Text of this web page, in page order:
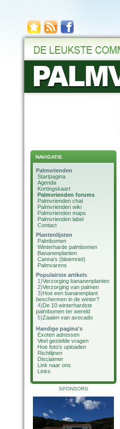
NAVIGATIE
Palmvrienden
Startpagina
Agenda
Kortingskaart
Palmvrienden forums
Palmvrienden chat
Palmvrienden wiki
Palmvrienden maps
Palmvrienden label
Contact
Plantenlijsten
Palmbomen
Winterharde palmbomen
Bananenplanten
Canna's (bloemriet)
Palmvarens
Populairste artikels
1)Verzorging bananenplanten
2)Verzorging van palmen
3)Hoe een bananenplant
beschermen in de winter?
4)De 10 winterhardste
palmbomen ter wereld
5)Zaaien van avocado
Handige pagina's
Exoten adressen
Veel gestelde vragen
Hoe foto's uploaden
Richtlijnen
Disclaimer
Link naar ons
Links
SPONSORS